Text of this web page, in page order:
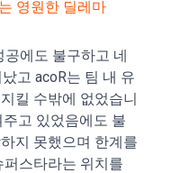
영원한 딜레마
에도 불구하고 네
고 acoR는 팀 내 유
킬 수밖에 없었습니
고 있었음에도 불
지 못했으며 한계를
스타라는 위치를